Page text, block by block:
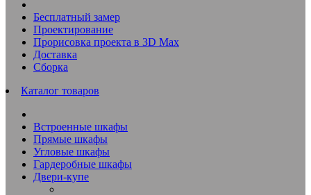
Бесплатный замер
Проектирование
Прорисовка проекта в 3D Max
Доставка
Сборка
Каталог товаров
Встроенные шкафы
Прямые шкафы
Угловые шкафы
Гардеробные шкафы
Двери-купе